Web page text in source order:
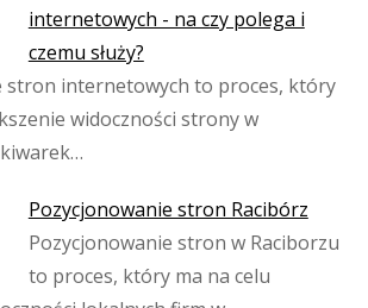
internetowych - na czy polega i
czemu służy?
stron internetowych to proces, który
widoczności strony w
Pozycjonowanie stron Racibórz
Pozycjonowanie stron w Raciborzu
to proces, który ma na celu